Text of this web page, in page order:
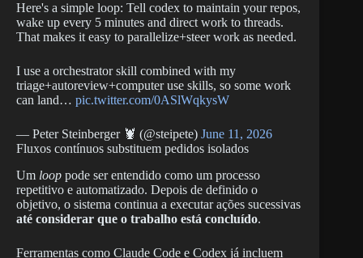
Here's a simple loop: Tell codex to maintain your repos,
wake up every 5 minutes and direct work to threads.
That makes it easy to parallelize+steer work as needed.
I use a orchestrator skill combined with my
triage+autoreview+computer use skills, so some work
can land… pic.twitter.com/0ASlWqkysW
— Peter Steinberger 🦞 (@steipete) June 11, 2026
Fluxos contínuos substituem pedidos isolados
Um loop pode ser entendido como um processo
repetitivo e automatizado. Depois de definido o
objetivo, o sistema continua a executar ações sucessivas
até considerar que o trabalho está concluído.
Ferramentas como Claude Code e Codex já incluem